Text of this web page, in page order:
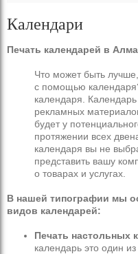
Календари
Печать календарей в
Что может быть
с помощью
календаря.
рекламных
будет у
протяжении всех
календаря вы не
представить вашу
о товарах и услугах.
В нашей типографии мы
видов календарей:
Печать настольных
календарь это один